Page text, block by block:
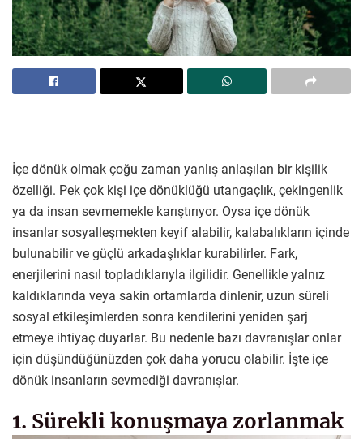
İçe dönük olmak çoğu zaman yanlış anlaşılan bir kişilik
özelliği. Pek çok kişi içe dönüklüğü utangaçlık, çekingenlik
ya da insan sevmemekle karıştırıyor. Oysa içe dönük
insanlar sosyalleşmekten keyif alabilir, kalabalıkların içinde
bulunabilir ve güçlü arkadaşlıklar kurabilirler. Fark,
enerjilerini nasıl topladıklarıyla ilgilidir. Genellikle yalnız
kaldıklarında veya sakin ortamlarda dinlenir, uzun süreli
sosyal etkileşimlerden sonra kendilerini yeniden şarj
etmeye ihtiyaç duyarlar. Bu nedenle bazı davranışlar onlar
için düşündüğünüzden çok daha yorucu olabilir. İşte içe
dönük insanların sevmediği davranışlar.
1. Sürekli konuşmaya zorlanmak